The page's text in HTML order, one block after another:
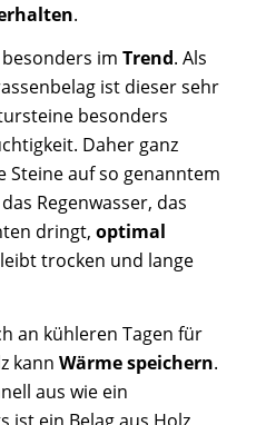
.
im Trend. Als
ist dieser sehr
besonders
Daher ganz
Steine auf so genanntem
Regenwasser, das
dringt, optimal
trocken und lange
an kühleren Tagen für
kann Wärme speichern.
aus wie ein